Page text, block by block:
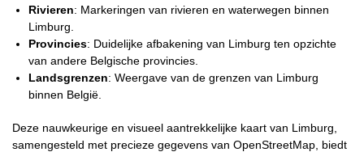
Rivieren: Markeringen van rivieren en waterwegen binnen
Limburg.
Provincies: Duidelijke afbakening van Limburg ten opzichte
van andere Belgische provincies.
Landsgrenzen: Weergave van de grenzen van Limburg
binnen België.
Deze nauwkeurige en visueel aantrekkelijke kaart van Limburg,
samengesteld met precieze gegevens van OpenStreetMap, biedt